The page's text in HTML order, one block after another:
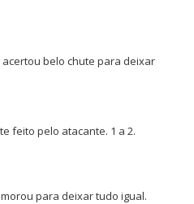
belo chute para deixar
feito pelo atacante. 1 a 2.
para deixar tudo igual.